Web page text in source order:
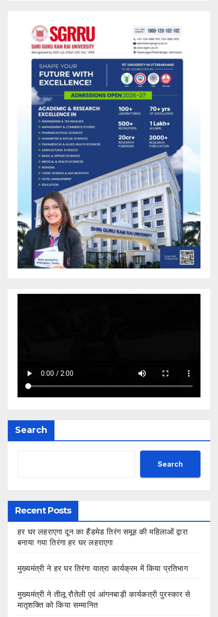
Search
Search
Recent Posts
हर घर लहराएगा दून का हैंडमेड तिरंग समूह की महिलाओं द्वारा
बनाया गया तिरंगा हर घर लहराएगा
मुख्यमंत्री ने हर घर तिरंगा यात्रा कार्यक्रम में किया प्रतिभाग
मुख्यमंत्री ने तीलू रौतेली एवं आंगनबाड़ी कार्यकत्री पुरस्कार से
मातृशक्ति को किया सम्मानित